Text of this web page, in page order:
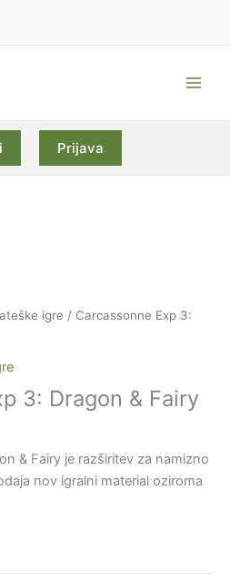
Prijava
igre / Carcassonne Exp 3:
3: Dragon & Fairy
& Fairy je razširitev za namizno
nov igralni material oziroma